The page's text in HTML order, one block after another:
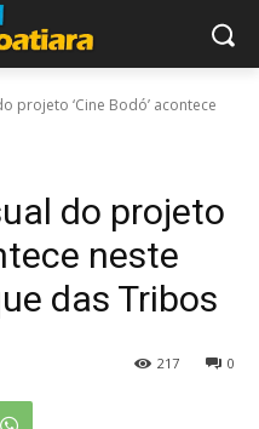
projeto ‘Cine Bodó’ acontece
do projeto
neste
das Tribos
0
217